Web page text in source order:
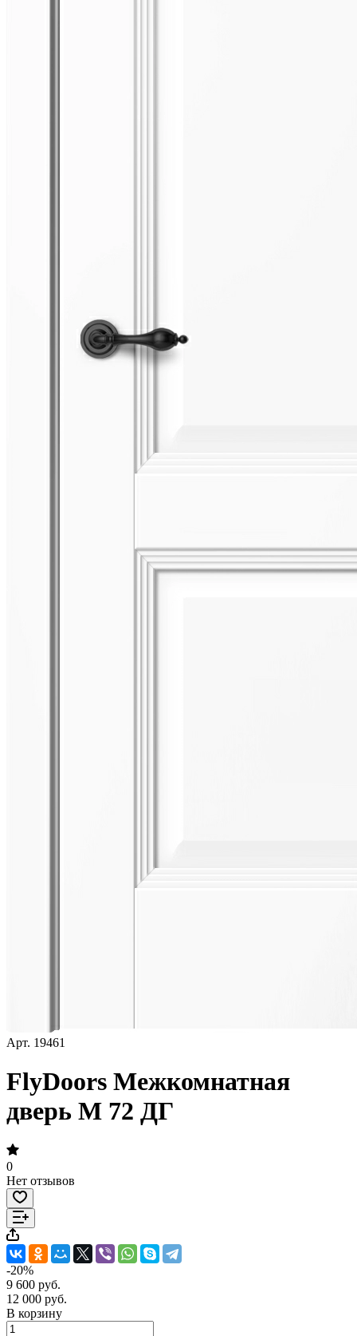
Арт. 19461
FlyDoors Межкомнатная
дверь M 72 ДГ
0
Нет отзывов
-20%
9 600 руб.
12 000 руб.
В корзину